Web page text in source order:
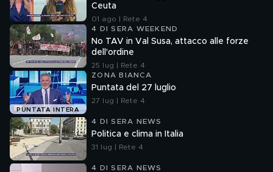
Ceuta
01 ago | Rete 4
4 DI SERA WEEKEND
No TAV in Val Susa, attacco alle forze
dell'ordine
25 lug | Rete 4
PUNTATA INTERA
ZONA BIANCA
Puntata del 27 luglio
27 lug | Rete 4
4 DI SERA NEWS
Politica e clima in Italia
31 lug | Rete 4
4 DI SERA NEWS